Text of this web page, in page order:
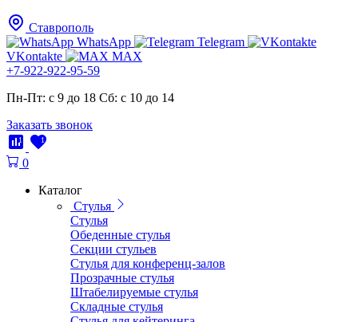
Ставрополь
WhatsApp
Telegram
VKontakte
MAX
+7-922-922-95-59
Пн-Пт: с 9 до 18 Cб: с 10 до 14
Заказать звонок
1 1
0
Каталог
Стулья
Стулья
Обеденные стулья
Секции стульев
Стулья для конференц-залов
Прозрачные стулья
Штабелируемые стулья
Складные стулья